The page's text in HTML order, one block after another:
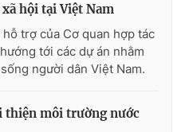
hội tại Việt Nam
trợ của Cơ quan hợp tác
tới các dự án nhằm
người dân Việt Nam.
thiện môi trường nước